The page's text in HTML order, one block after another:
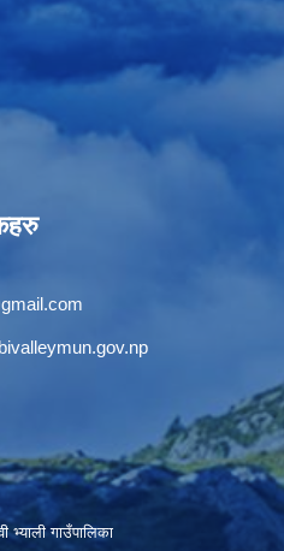
गाउँपालिका